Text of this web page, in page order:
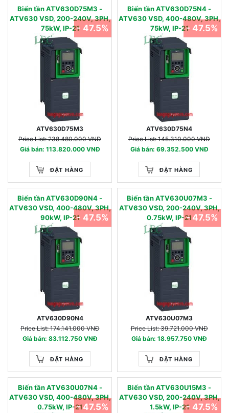
Biến tần ATV630D75M3 -
ATV630 VSD, 200-240V, 3PH,
75kW, IP-21
ATV630D75M3
Price List: 238.480.000 VNĐ
Giá bán: 113.820.000 VNĐ
ĐẶT HÀNG
- 47.5%
Biến tần ATV630D75N4 -
ATV630 VSD, 400-480V, 3PH,
75kW, IP-21
ATV630D75N4
Price List: 145.310.000 VNĐ
Giá bán: 69.352.500 VNĐ
ĐẶT HÀNG
- 47.5%
Biến tần ATV630D90N4 -
ATV630 VSD, 400-480V, 3PH,
90kW, IP-21
ATV630D90N4
Price List: 174.141.000 VNĐ
Giá bán: 83.112.750 VNĐ
ĐẶT HÀNG
- 47.5%
Biến tần ATV630U07M3 -
ATV630 VSD, 200-240V, 3PH,
0.75kW, IP-21
ATV630U07M3
Price List: 39.721.000 VNĐ
Giá bán: 18.957.750 VNĐ
ĐẶT HÀNG
- 47.5%
Biến tần ATV630U07N4 -
ATV630 VSD, 400-480V, 3PH,
0.75kW, IP-21- 47.5%
Biến tần ATV630U15M3 -
ATV630 VSD, 200-240V, 3PH,
1.5kW, IP-21- 47.5%